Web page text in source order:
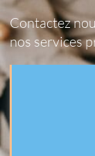
Contactez
nos services